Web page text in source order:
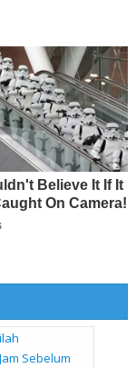
Sebelum